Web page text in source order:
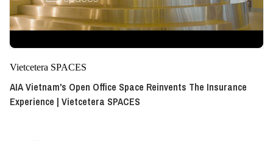
Vietcetera SPACES
AIA Vietnam's Open Office Space Reinvents The Insurance
Experience | Vietcetera SPACES